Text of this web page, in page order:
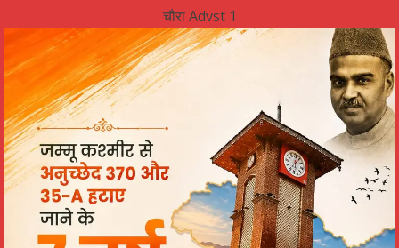
चौरा Advst 1